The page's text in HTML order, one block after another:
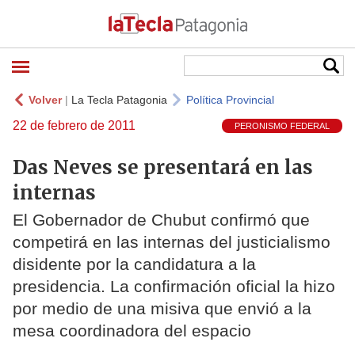
Volver| La Tecla Patagonia Política Provincial
22 de febrero de 2011 PERONISMO FEDERAL
Das Neves se presentará en las
internas
El Gobernador de Chubut confirmó que
competirá en las internas del justicialismo
disidente por la candidatura a la
presidencia. La confirmación oficial la hizo
por medio de una misiva que envió a la
mesa coordinadora del espacio